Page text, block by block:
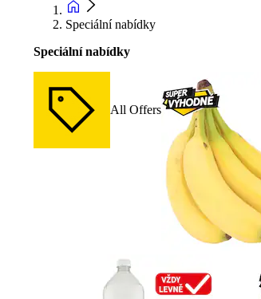
Speciální nabídky
Speciální nabídky
All Offers